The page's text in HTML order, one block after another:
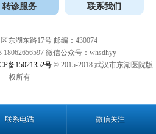
转诊服务 联系我们
东湖东路17号 邮编：430074
18062656597 微信公众号：whsdhyy
备15021352号© 2015-2018 武汉市东湖医院版
权所有
联系电话 微信关注